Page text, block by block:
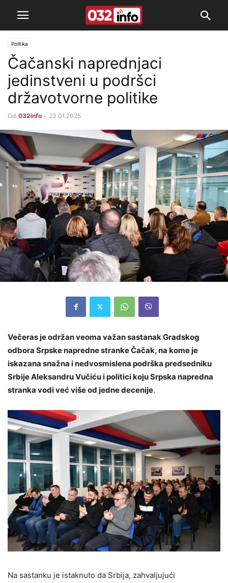
Politika
Čačanski naprednjaci
jedinstveni u podršci
državotvorne politike
Od 032info - 23.01.2025
Večeras je održan veoma važan sastanak Gradskog
odbora Srpske napredne stranke Čačak, na kome je
iskazana snažna i nedvosmislena podrška predsedniku
Srbije Aleksandru Vučiću i politici koju Srpska napredna
stranka vodi već više od jedne decenije.
Na sastanku je istaknuto da Srbija, zahvaljujući